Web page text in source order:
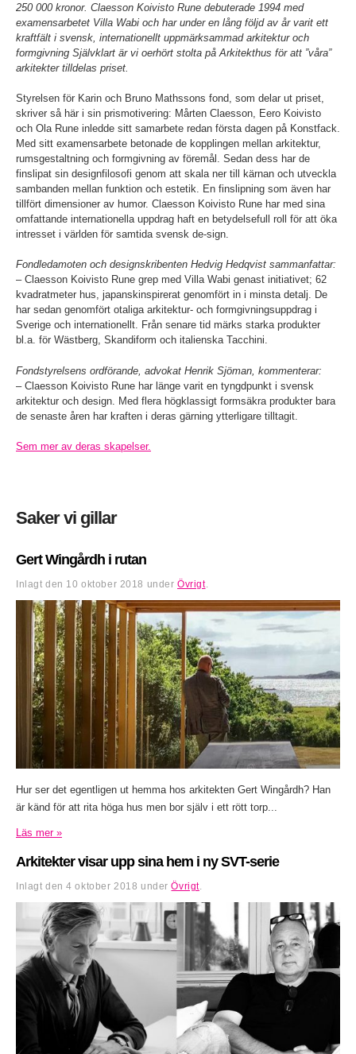
250 000 kronor. Claesson Koivisto Rune debuterade 1994 med
examensarbetet Villa Wabi och har under en lång följd av år varit ett
kraftfält i svensk, internationellt uppmärksammad arkitektur och
formgivning Självklart är vi oerhört stolta på Arkitekthus för att ”våra”
arkitekter tilldelas priset.
Styrelsen för Karin och Bruno Mathssons fond, som delar ut priset,
skriver så här i sin prismotivering: Mårten Claesson, Eero Koivisto
och Ola Rune inledde sitt samarbete redan första dagen på Konstfack.
Med sitt examensarbete betonade de kopplingen mellan arkitektur,
rumsgestaltning och formgivning av föremål. Sedan dess har de
finslipat sin designfilosofi genom att skala ner till kärnan och utveckla
sambanden mellan funktion och estetik. En finslipning som även har
tillfört dimensioner av humor. Claesson Koivisto Rune har med sina
omfattande internationella uppdrag haft en betydelsefull roll för att öka
intresset i världen för samtida svensk de-sign.
Fondledamoten och designskribenten Hedvig Hedqvist sammanfattar:
– Claesson Koivisto Rune grep med Villa Wabi genast initiativet; 62
kvadratmeter hus, japanskinspirerat genomfört in i minsta detalj. De
har sedan genomfört otaliga arkitektur- och formgivningsuppdrag i
Sverige och internationellt. Från senare tid märks starka produkter
bl.a. för Wästberg, Skandiform och italienska Tacchini.
Fondstyrelsens ordförande, advokat Henrik Sjöman, kommenterar:
– Claesson Koivisto Rune har länge varit en tyngdpunkt i svensk
arkitektur och design. Med flera högklassigt formsäkra produkter bara
de senaste åren har kraften i deras gärning ytterligare tilltagit.
Sem mer av deras skapelser.
Saker vi gillar
Gert Wingårdh i rutan
Inlagt den 10 oktober 2018 underÖvrigt.
Hur ser det egentligen ut hemma hos arkitekten Gert Wingårdh? Han
är känd för att rita höga hus men bor själv i ett rött torp...
Läs mer »
Arkitekter visar upp sina hem i ny SVT-serie
Inlagt den4 oktober 2018 underÖvrigt.